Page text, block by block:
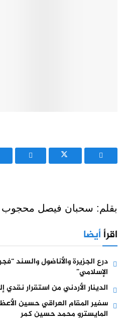
بقلم: سحبان فيصل محجوب
اقرأأيضا
درع الجزيرة والأناضول والسند
الإسلامي”
الدينار الأردني من استقرار
سفير المقام العراقي حسين
المايسترو محمد حسين كمر